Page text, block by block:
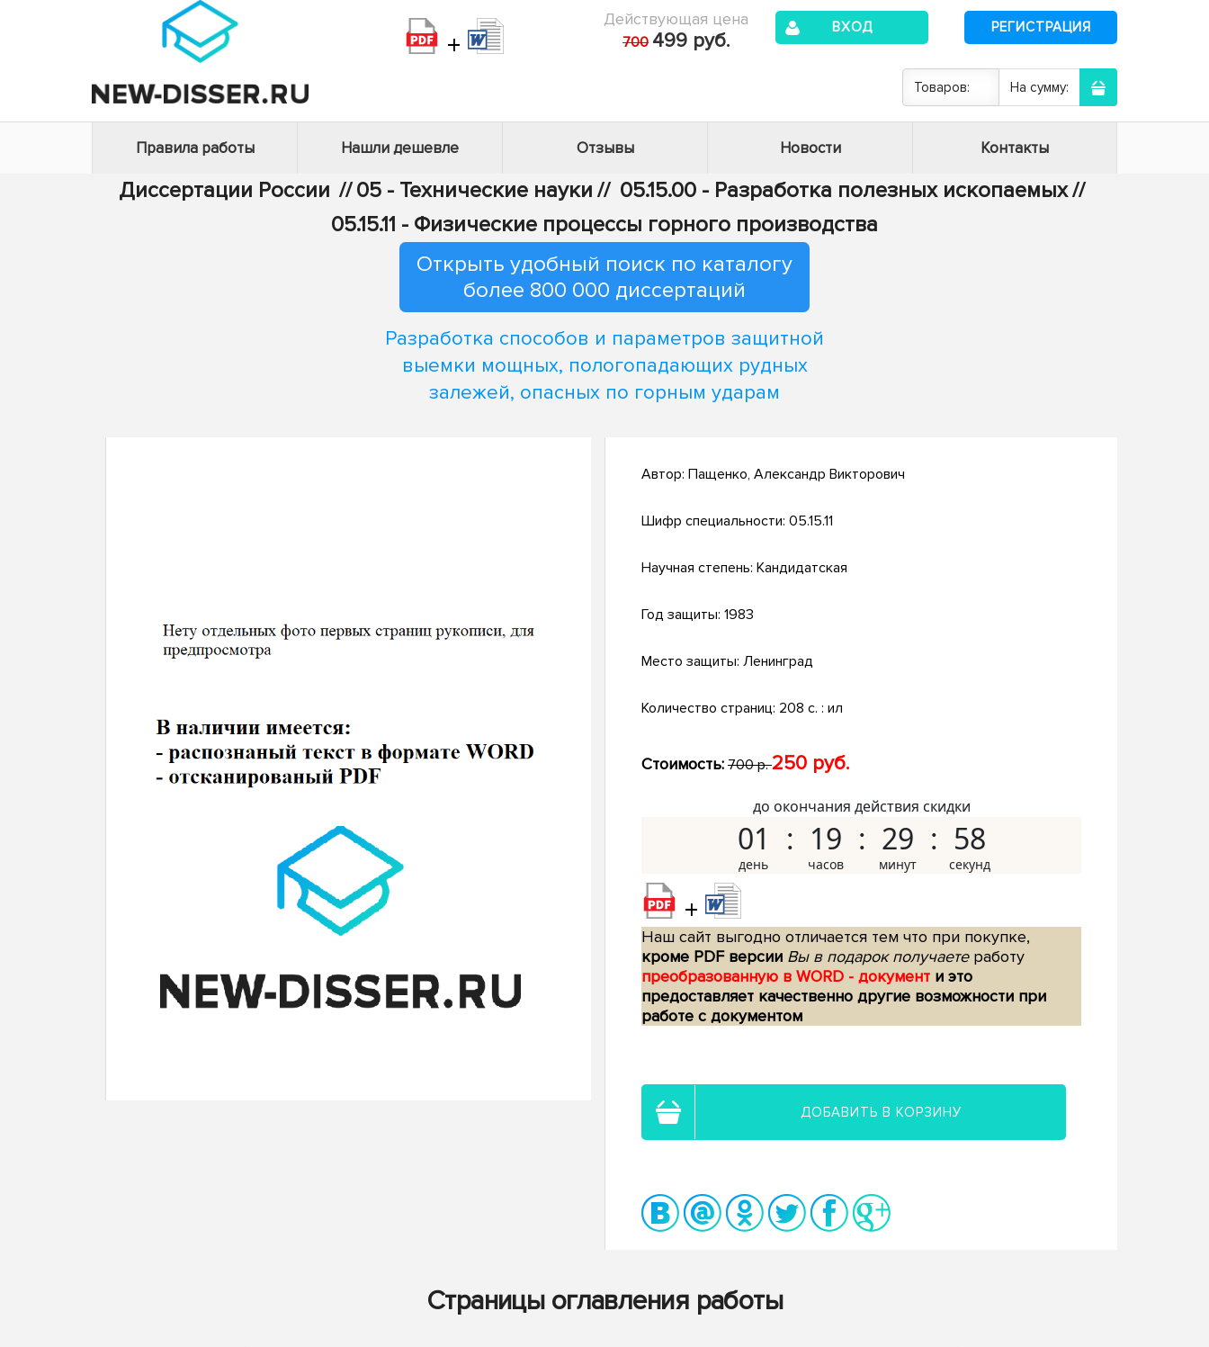
+
Действующая цена
700 499 руб.
ВХОД РЕГИСТРАЦИЯ
Товаров: На сумму:
Правила работы Нашли дешевле Отзывы Новости Контакты
Диссертации России // 05 - Технические науки // 05.15.00 - Разработка полезных ископаемых//
05.15.11 - Физические процессы горного производства
Открыть удобный поиск по каталогу
более 800 000 диссертаций
Разработка способов и параметров защитной
выемки мощных, пологопадающих рудных
залежей, опасных по горным ударам
Автор: Пащенко, Александр Викторович
Шифр специальности: 05.15.11
Научная степень: Кандидатская
Год защиты: 1983
Место защиты: Ленинград
Количество страниц: 208 c. : ил
Стоимость: 700 р.250 руб.
до окончания действия скидки
01 19 29 57
+
Наш сайт выгодно отличается тем что при покупке,
кроме PDF версии Вы в подарок получаетеработу
преобразованную в WORD - документ и это
предоставляет качественно другие возможности при
работе с документом
ДОБАВИТЬ В КОРЗИНУ
Страницы оглавления работы